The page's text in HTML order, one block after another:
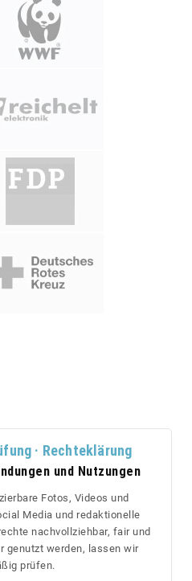
· Rechteklärung
und Nutzungen
Fotos, Videos und
Media und redaktionelle
nachvollziehbar, fair und
genutzt werden, lassen wir
prüfen.